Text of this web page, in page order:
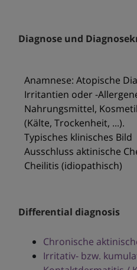
Diagnose und
Anamnese: Atopische
Irritantien oder -
Nahrungsmittel,
(Kälte, Trockenheit, ...).
Typisches klinisches Bild
Ausschluss aktinische
Cheilitis (idiopathisch)
Differential diagnosis
Chronische
Irritativ- bzw.